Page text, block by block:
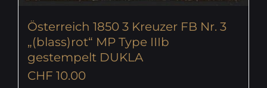
Österreich 1850 3 Kreuzer FB Nr. 3
„(blass)rot“ MP Type IIIb
gestempelt DUKLA
CHF 10.00